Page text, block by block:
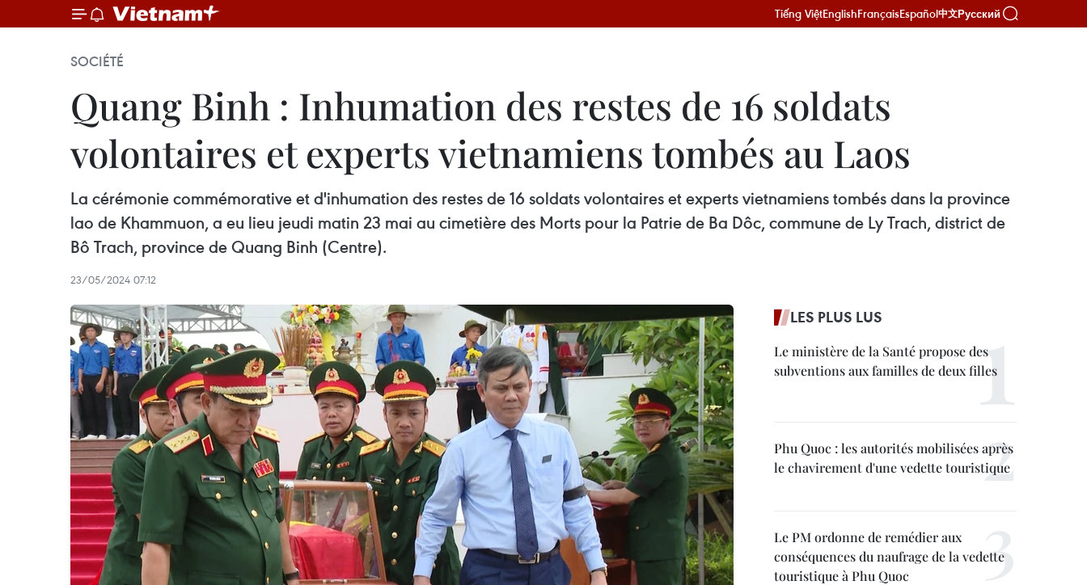
Tiếng ViệtEnglishFrançaisEspañol中文Русский
SOCIÉTÉ
Quang Binh : Inhumation des restes de 16 soldats
volontaires et experts vietnamiens tombés au Laos
La cérémonie commémorative et d'inhumation des restes de 16 soldats volontaires et experts vietnamiens tombés dans la province
lao de Khammuon, a eu lieu jeudi matin 23 mai au cimetière des Morts pour la Patrie de Ba Dôc, commune de Ly Trach, district de
Bô Trach, province de Quang Binh (Centre).
23/05/2024 07:12
LES PLUS LUS
Le ministère de la Santé propose des
subventions aux familles de deux filles
Phu Quoc : les autorités mobilisées après
le chavirement d'une vedette touristique
Le PM ordonne de remédier aux
conséquences du naufrage de la vedette
touristique à Phu Quoc